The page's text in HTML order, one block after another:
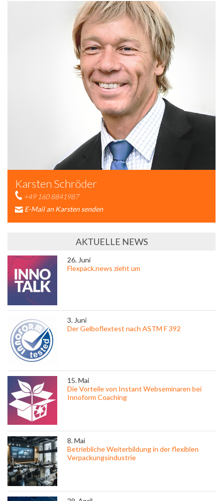
Karsten Schröder
+49 160 8841987
E-Mail an Karsten senden
AKTUELLE NEWS
26. Juni
Flexpack.news zieht um
3. Juni
Der Gelboflextest nach ASTM F 392
15. Mai
Die Vorteile von Instant Webseminaren bei
Innoform Coaching
8. Mai
Betriebliche Weiterbildung in der flexiblen
Verpackungsindustrie